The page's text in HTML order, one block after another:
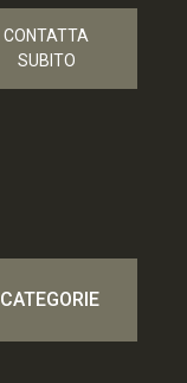
CONTATTA
SUBITO
CATEGORIE